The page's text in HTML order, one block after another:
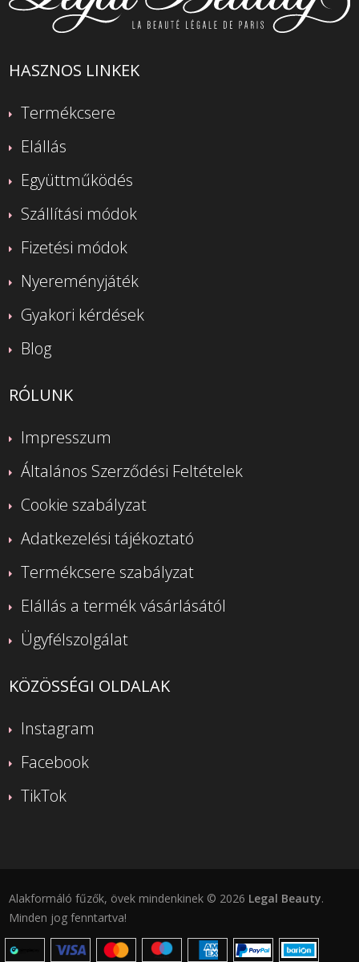
HASZNOS LINKEK
Termékcsere
Elállás
Együttműködés
Szállítási módok
Fizetési módok
Nyereményjáték
Gyakori kérdések
Blog
RÓLUNK
Impresszum
Általános Szerződési Feltételek
Cookie szabályzat
Adatkezelési tájékoztató
Termékcsere szabályzat
Elállás a termék vásárlásától
Ügyfélszolgálat
KÖZÖSSÉGI OLDALAK
Instagram
Facebook
TikTok
Alakformáló fűzők, övek mindenkinek © 2026 Legal Beauty.
Minden jog fenntartva!